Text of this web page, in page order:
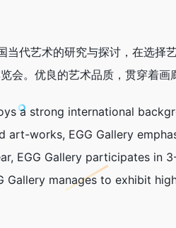
代艺术的研究与探讨，在选择
会。优良的艺术品质，贯穿着画
a strong international
works, EGG Gallery
EGG Gallery participates in
Gallery manages to exhibit